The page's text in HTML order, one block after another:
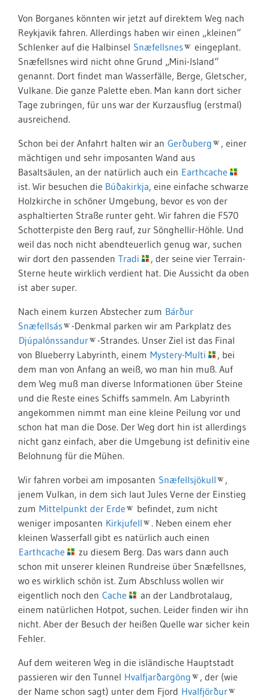
Von Borganes könnten wir jetzt auf direktem Weg nach
Reykjavik fahren. Allerdings haben wir einen „kleinen“
Schlenker auf die Halbinsel Snæfellsnes
eingeplant.
Snæfellsnes wird nicht ohne Grund „Mini-Island“
genannt. Dort findet man Wasserfälle, Berge, Gletscher,
Vulkane. Die ganze Palette eben. Man kann dort sicher
Tage zubringen, für uns war der Kurzausflug (erstmal)
ausreichend.
Schon bei der Anfahrt halten wir an Gerðuberg
, einer
mächtigen und sehr imposanten Wand aus
Basaltsäulen, an der natürlich auch ein Earthcache
ist. Wir besuchen die Búðakirkja, eine einfache schwarze
Holzkirche in schöner Umgebung, bevor es von der
asphaltierten Straße runter geht. Wir fahren die F570
Schotterpiste den Berg rauf, zur Sönghellir-Höhle. Und
weil das noch nicht abendteuerlich genug war, suchen
wir dort den passenden Tradi
, der seine vier Terrain-
Sterne heute wirklich verdient hat. Die Aussicht da oben
ist aber super.
Nach einem kurzen Abstecher zum Bárður
Snæfellsás
-Denkmal parken wir am Parkplatz des
Djúpalónssandur
-Strandes. Unser Ziel ist das Final
von Blueberry Labyrinth, einem Mystery-Multi
, bei
dem man von Anfang an weiß, wo man hin muß. Auf
dem Weg muß man diverse Informationen über Steine
und die Reste eines Schiffs sammeln. Am Labyrinth
angekommen nimmt man eine kleine Peilung vor und
schon hat man die Dose. Der Weg dort hin ist allerdings
nicht ganz einfach, aber die Umgebung ist definitiv eine
Belohnung für die Mühen.
Wir fahren vorbei am imposanten Snæfellsjökull
,
jenem Vulkan, in dem sich laut Jules Verne der Einstieg
zum Mittelpunkt der Erde
befindet, zum nicht
weniger imposanten Kirkjufell
. Neben einem eher
kleinen Wasserfall gibt es natürlich auch einen
Earthcache
zu diesem Berg. Das wars dann auch
schon mit unserer kleinen Rundreise über Snæfellsnes,
wo es wirklich schön ist. Zum Abschluss wollen wir
eigentlich noch den Cache
an der Landbrotalaug,
einem natürlichen Hotpot, suchen. Leider finden wir ihn
nicht. Aber der Besuch der heißen Quelle war sicher kein
Fehler.
Auf dem weiteren Weg in die isländische Hauptstadt
passieren wir den Tunnel Hvalfjarðargöng
, der (wie
der Name schon sagt) unter dem Fjord Hvalfjörður